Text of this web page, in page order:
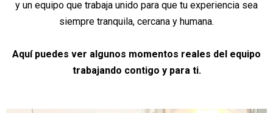
y un equipo que trabaja unido para que tu experiencia sea
siempre tranquila, cercana y humana.
Aquí puedes ver algunos momentos reales del equipo
trabajando contigo y para ti.